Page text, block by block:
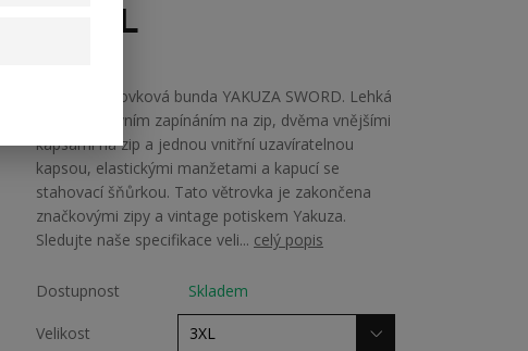
3XL
Pánská větrovková bunda YAKUZA SWORD. Lehká
bunda s hlavním zapínáním na zip, dvěma vnějšími
kapsami na zip a jednou vnitřní uzavíratelnou
kapsou, elastickými manžetami a kapucí se
stahovací šňůrkou. Tato větrovka je zakončena
značkovými zipy a vintage potiskem Yakuza.
Sledujte naše specifikace veli... celý popis
Dostupnost Skladem
Velikost